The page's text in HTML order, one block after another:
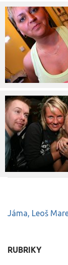
Navigace
Jáma, Leoš
RUBRIKY